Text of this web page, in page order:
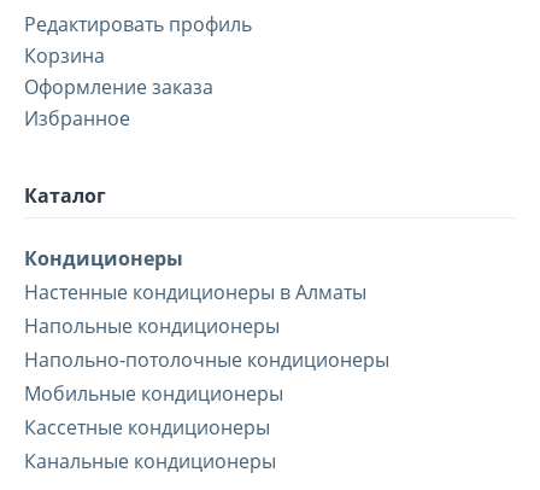
Редактировать профиль
Корзина
Оформление заказа
Избранное
Каталог
Кондиционеры
Настенные кондиционеры в Алматы
Напольные кондиционеры
Напольно-потолочные кондиционеры
Мобильные кондиционеры
Кассетные кондиционеры
Канальные кондиционеры